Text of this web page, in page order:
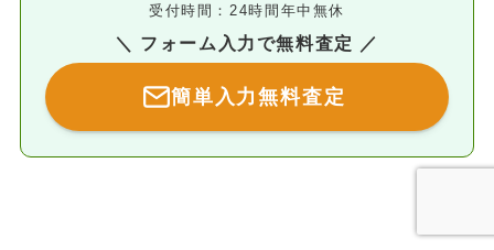
受付時間：24時間年中無休
＼ フォーム入力で無料査定 ／
簡単入力無料査定